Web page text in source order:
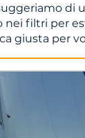
di
nei filtri per
giusta per